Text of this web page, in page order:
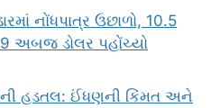
નોંધપાત્ર ઉછાળો, 10.5
અબજ ડોલર પહોંચ્યો
હડતલ: ઈંધણની કિંમત અને